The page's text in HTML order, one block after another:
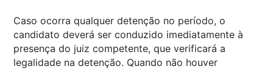
Caso ocorra qualquer detenção no período, o
candidato deverá ser conduzido imediatamente à
presença do juiz competente, que verificará a
legalidade na detenção. Quando não houver